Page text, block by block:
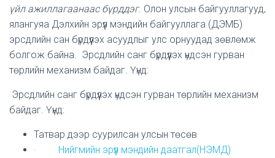
үйл ажиллагаанаас бүрддэг. Олон улсын байгууллагууд,
ялангуяа Дэлхийн эрүүл мэндийн байгууллага (ДЭМБ)
эрсдлийн сан бүрдүүлэх асуудлыг улс орнуудад зөвлөмж
болгож байна. Эрсдлийн санг бүрдүүлэх үндсэн гурван
төрлийн механизм байдаг. Үүнд:
Эрсдлийн санг бүрдүүлэх үндсэн гурван төрлийн механизм
байдаг. Үүнд:
Татвар дээр суурилсан улсын төсөв
· Нийгмийн эрүүл мэндийн даатгал(НЭМД)